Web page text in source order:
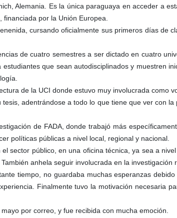
Alemania. Es la única paraguaya en acceder a
por la Unión Europea.
cursando oficialmente sus primeros días de
de cuatro semestres a ser dictado en cuatro
que sean autodisciplinados y muestren
de la UCI donde estuvo muy involucrada como
adentrándose a todo lo que tiene que ver con
de FADA, donde trabajó más
políticas públicas a nivel local, regional y nacional.
sector público, en una oficina técnica, ya sea a
anhela seguir involucrada en la investigación
tiempo, no guardaba muchas esperanzas
Finalmente tuvo la motivación necesaria
por correo, y fue recibida con mucha emoción.